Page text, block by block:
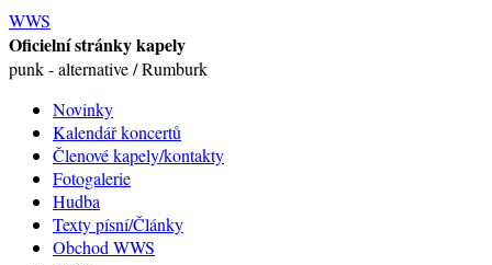
WWS
Oficielní stránky kapely
punk - alternative / Rumburk
Novinky
Kalendář koncertů
Členové kapely/kontakty
Fotogalerie
Hudba
Texty písní/Články
Obchod WWS